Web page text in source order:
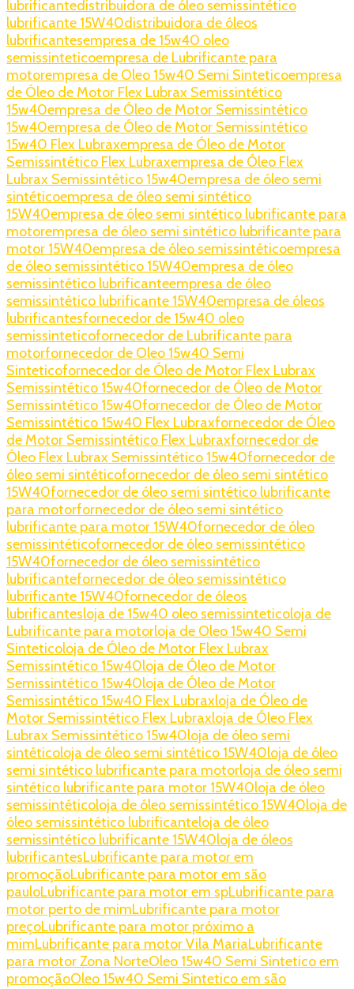
lubrificantedistribuidora de óleo semissintético
lubrificante 15W40distribuidora de óleos
lubrificantesempresa de 15w40 oleo
semissinteticoempresa de Lubrificante para
motorempresa de Oleo 15w40 Semi Sinteticoempresa
de Óleo de Motor Flex Lubrax Semissintético
15w40empresa de Óleo de Motor Semissintético
15w40empresa de Óleo de Motor Semissintético
15w40 Flex Lubraxempresa de Óleo de Motor
Semissintético Flex Lubraxempresa de Óleo Flex
Lubrax Semissintético 15w40empresa de óleo semi
sintéticoempresa de óleo semi sintético
15W40empresa de óleo semi sintético lubrificante para
motorempresa de óleo semi sintético lubrificante para
motor 15W40empresa de óleo semissintéticoempresa
de óleo semissintético 15W40empresa de óleo
semissintético lubrificanteempresa de óleo
semissintético lubrificante 15W40empresa de óleos
lubrificantesfornecedor de 15w40 oleo
semissinteticofornecedor de Lubrificante para
motorfornecedor de Oleo 15w40 Semi
Sinteticofornecedor de Óleo de Motor Flex Lubrax
Semissintético 15w40fornecedor de Óleo de Motor
Semissintético 15w40fornecedor de Óleo de Motor
Semissintético 15w40 Flex Lubraxfornecedor de Óleo
de Motor Semissintético Flex Lubraxfornecedor de
Óleo Flex Lubrax Semissintético 15w40fornecedor de
óleo semi sintéticofornecedor de óleo semi sintético
15W40fornecedor de óleo semi sintético lubrificante
para motorfornecedor de óleo semi sintético
lubrificante para motor 15W40fornecedor de óleo
semissintéticofornecedor de óleo semissintético
15W40fornecedor de óleo semissintético
lubrificantefornecedor de óleo semissintético
lubrificante 15W40fornecedor de óleos
lubrificantesloja de 15w40 oleo semissinteticoloja de
Lubrificante para motorloja de Oleo 15w40 Semi
Sinteticoloja de Óleo de Motor Flex Lubrax
Semissintético 15w40loja de Óleo de Motor
Semissintético 15w40loja de Óleo de Motor
Semissintético 15w40 Flex Lubraxloja de Óleo de
Motor Semissintético Flex Lubraxloja de Óleo Flex
Lubrax Semissintético 15w40loja de óleo semi
sintéticoloja de óleo semi sintético 15W40loja de óleo
semi sintético lubrificante para motorloja de óleo semi
sintético lubrificante para motor 15W40loja de óleo
semissintéticoloja de óleo semissintético 15W40loja de
óleo semissintético lubrificanteloja de óleo
semissintético lubrificante 15W40loja de óleos
lubrificantesLubrificante para motor em
promoçãoLubrificante para motor em são
pauloLubrificante para motor em spLubrificante para
motor perto de mimLubrificante para motor
preçoLubrificante para motor próximo a
mimLubrificante para motor Vila MariaLubrificante
para motor Zona NorteOleo 15w40 Semi Sintetico em
promoçãoOleo 15w40 Semi Sintetico em são